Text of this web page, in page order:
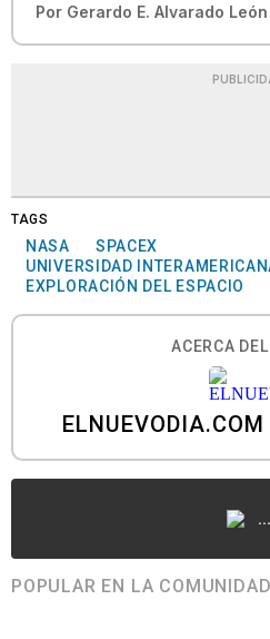
Por Gerardo E. Alvarado León
TAGS
NASA
SPACEX
UNIVERSIDAD
EXPLORACIÓN DEL ESPACIO
ACERCA
ELNUEVODIA.COM
...
POPULAR EN LA COMUNIDAD